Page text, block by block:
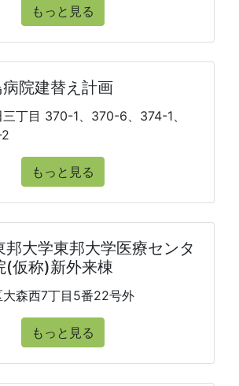
もっと見る
院建替え計画
丁目 370-1、370-6、374-1、
もっと見る
邦大学東邦大学医療センタ
(仮称)新外来棟
森西7丁目5番22号外
もっと見る